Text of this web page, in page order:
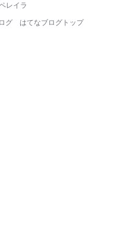
レイラ
グ
はてなブログトップ